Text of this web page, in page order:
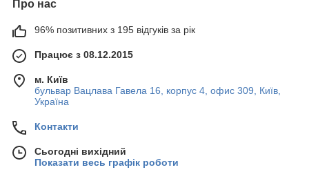
Про нас
96% позитивних з 195 відгуків за рік
Працює з 08.12.2015
м. Київ
бульвар Вацлава Гавела 16, корпус 4, офис 309, Київ,
Україна
Контакти
Сьогодні вихідний
Показати весь графік роботи